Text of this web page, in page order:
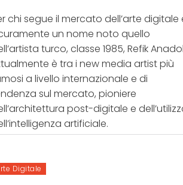
chi segue il mercato dell’arte digitale
un nome noto quello
turco, classe 1985, Refik
è tra i new media artist più
a livello internazionale e di
sul mercato, pioniere
post-digitale e
artificiale.
Digitale